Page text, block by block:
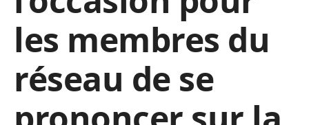
les membres du
réseau de se